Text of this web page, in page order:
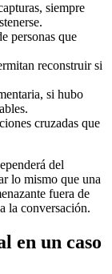
siempre
personas que
reconstruir si
si hubo
cruzadas que
del
lo mismo que una
fuera de
la conversación.
en un caso